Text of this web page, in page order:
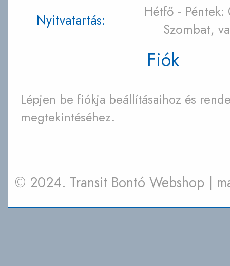
Nyitvatartás:
Hétfő -
Szombat,
Fiók
Lépjen be fiókja beállításaihoz és
megtekintéséhez.
© 2024. Transit Bontó Webshop |